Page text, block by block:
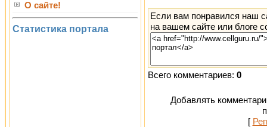
О сайте!
Статистика портала
Если вам понравился наш
на вашем сайте или блоге
Всего комментариев: 0
Добавлять
[